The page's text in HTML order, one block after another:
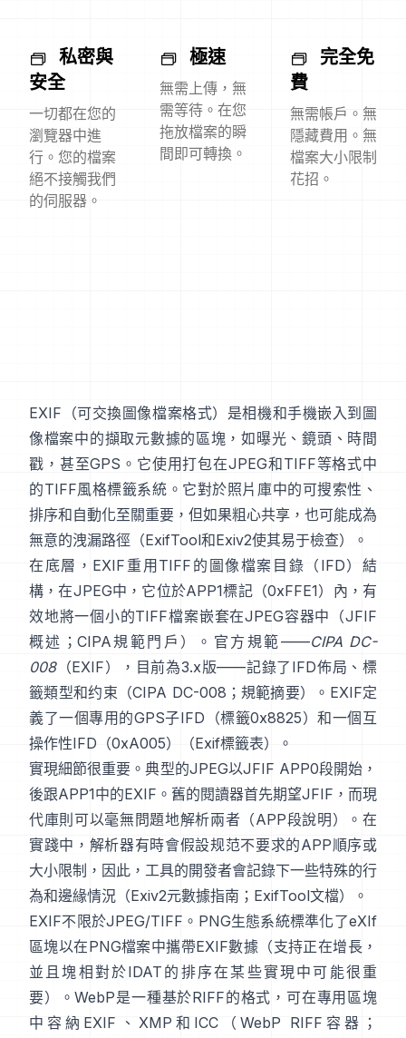
私密與
安全
一切都在您的
瀏覽器中進
行。您的檔案
絕不接觸我們
的伺服器。
極速
無需上傳，無
需等待。在您
拖放檔案的瞬
間即可轉換。
完全免
費
無需帳戶。無
隱藏費用。無
檔案大小限制
花招。
EXIF （可交換圖像檔案格式）是相機和手機嵌入到圖
像檔案中的擷取元數據的區塊，如曝光、鏡頭、時間
戳，甚至GPS。它使用打包在JPEG和TIFF等格式中
的TIFF風格標籤系統。它對於照片庫中的可搜索性、
排序和自動化至關重要，但如果粗心共享，也可能成為
無意的洩漏路徑（ExifTool和Exiv2使其易于檢查）。
在底層，EXIF重用TIFF的圖像檔案目錄（IFD）結
構，在JPEG中，它位於APP1標記（0xFFE1）內，有
效地將一個小的TIFF檔案嵌套在JPEG容器中（JFIF
概述 ； CIPA規範門戶 ）。官方規範——CIPA DC-
008（EXIF），目前為3.x版——記錄了IFD佈局、標
籤類型和约束（CIPA DC-008 ； 規範摘要）。EXIF定
義了一個專用的GPS子IFD（標籤0x8825）和一個互
操作性IFD（0xA005）（Exif標籤表）。
實現細節很重要。典型的JPEG以JFIF APP0段開始，
後跟APP1中的EXIF。舊的閱讀器首先期望JFIF，而現
代庫則可以毫無問題地解析兩者（APP段說明 ）。在
實踐中，解析器有時會假設规范不要求的APP順序或
大小限制，因此，工具的開發者會記錄下一些特殊的行
為和邊緣情況（Exiv2元數據指南 ； ExifTool文檔）。
EXIF不限於JPEG/TIFF。PNG生態系統標準化了eXIf
區塊以在PNG檔案中攜帶EXIF數據（支持正在增長，
並且塊相對於IDAT的排序在某些實現中可能很重
要）。WebP是一種基於RIFF的格式，可在專用區塊
中容納EXIF、XMP和ICC（WebP RIFF容器 ；